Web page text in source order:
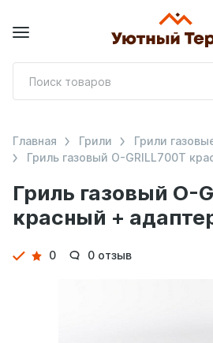
Гриль газовый O-
красный +
Главная Грили
Грили
Гриль газовый O-GRILL700T
Детали
0 0 отзыв